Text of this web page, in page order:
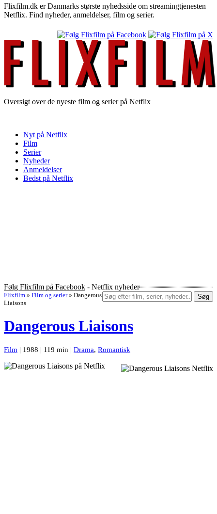
Flixfilm.dk er Danmarks største nyhedsside om streamingtjenesten
Netflix. Find nyheder, anmeldelser, film og serier.
Oversigt over de nyeste film og serier på Netflix
Nyt på Netflix
Film
Serier
Nyheder
Anmeldelser
Bedst på Netflix
Følg Flixfilm på Facebook - Netflix nyheder
Søg
Flixfilm » Film og serier » Dangerous
Liaisons
Dangerous Liaisons
Film | 1988 | 119 min | Drama, Romantisk